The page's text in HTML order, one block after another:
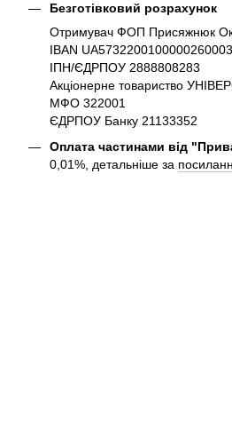
Безготівковий розрахунок
Отримувач ФОП Присяжнюк
IBAN
ІПН/ЄДРПОУ 2888808283
Акціонерне товариство
МФО 322001
ЄДРПОУ Банку 21133352
Оплата частинами від
0,01%, детальніше за